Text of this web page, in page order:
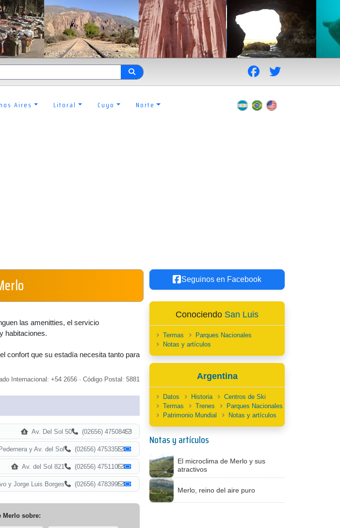
Aires Litoral Cuyo Norte
las amenitties, el servicio
habitaciones.
confort que su estadía necesita tanto para
Internacional: +54 2656 · Código Postal: 5881
Av. Del Sol 50 (02656) 475084
y Av. del Sol (02656) 475335
Av. del Sol 821 (02656) 475110
y Jorge Luis Borges (02656) 478399
Merlosobre:
Seguinos en Facebook
Conociendo San Luis
Termas
Parques Nacionales
Notas y artículos
Argentina
Datos Historia
Centros de Ski
Termas
Trenes
Parques Nacionales
Patrimonio Mundial
Notas y artículos
Notas y artículos
El microclima de Merlo y sus
atractivos
Merlo, reino del aire puro